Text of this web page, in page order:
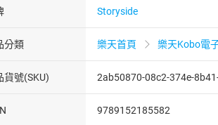
Storyside
分類 樂天首頁 樂天Kobo電
貨號(SKU) 2ab50870-08c2-374e-
9789152185582